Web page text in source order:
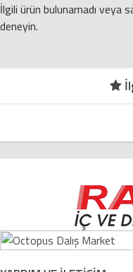
İlgili ürün bulunamadı veya
deneyin.